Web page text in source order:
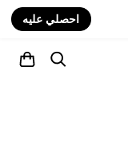
احصلي عليه